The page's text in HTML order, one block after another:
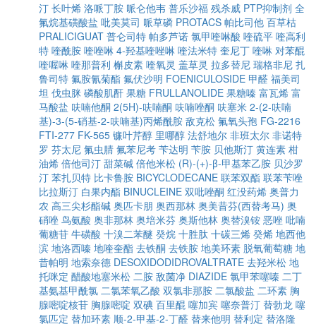
汀 长叶烯 洛哌丁胺 哌仑他韦 普乐沙福 残杀威 PTP抑制剂 全
氟烷基磺酸盐 吡美莫司 哌草磷 PROTACS 帕比司他 百草枯
PRALICIGUAT 普仑司特 帕多芦诺 氯甲喹啉酸 喹硫平 喹高利
特 喹酰胺 喹唑啉 4-羟基喹唑啉 喹法米特 奎尼丁 喹啉 对苯醌
喹喔啉 喹那普利 槲皮素 喹氧灵 盖草灵 拉多替尼 瑞格非尼 扎
鲁司特 氟胺氰菊酯 氟伏沙明 FOENICULOSIDE 甲醛 福美司
坦 伐虫脒 磷酸肌酐 果糖 FRULLANOLIDE 果糖嗪 富瓦烯 富
马酸盐 呋喃他酮 2(5H)-呋喃酮 呋喃唑酮 呋塞米 2-(2-呋喃
基)-3-(5-硝基-2-呋喃基)丙烯酰胺 敌克松 氟氧头孢 FG-2216
FTI-277 FK-565 镰叶芹醇 里哪醇 法舒地尔 非班太尔 非诺特
罗 芬太尼 氟虫腈 氟苯尼考 苄达明 苄胺 贝他斯汀 黄连素 柑
油烯 倍他司汀 甜菜碱 倍他米松 (R)-(+)-β-甲基苯乙胺 贝沙罗
汀 苯扎贝特 比卡鲁胺 BICYCLODECANE 联苯双酯 联苯苄唑
比拉斯汀 白果内酯 BINUCLEINE 双吡唑酮 红没药烯 奥普力
农 高三尖杉酯碱 奥匹卡朋 奥西那林 奥美昔芬(西替考马) 奥
硝唑 鸟氨酸 奥非那林 奥培米芬 奥斯他林 奥替溴铵 恶唑 吡喃
葡糖苷 牛磺酸 十溴二苯醚 癸烷 十胜肽 十碳三烯 癸烯 地西他
滨 地洛西嗪 地喹奎酯 去铁酮 去铁胺 地美环素 脱氧葡萄糖 地
昔帕明 地索奈德 DESOXIDODIDROVALTRATE 去羟米松 地
托咪定 醋酸地塞米松 二胺 敌菌净 DIAZIDE 氯甲苯噻嗪 二丁
基氨基甲酰氯 二氯苯氧乙酸 双氯非那胺 二氯酸盐 二环素 胸
腺嘧啶核苷 胸腺嘧啶 双碘 百里醌 噻加宾 噻奈普汀 替勃龙 噻
氯匹定 替加环素 顺-2-甲基-2-丁醛 替来他明 替利定 替洛隆